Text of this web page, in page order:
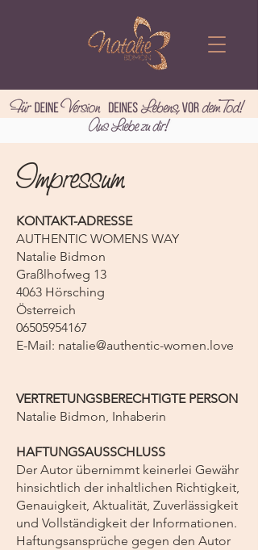
Impressum
KONTAKT-ADRESSE
AUTHENTIC WOMENS WAY
Natalie Bidmon
Graßlhofweg 13
4063 Hörsching
Österreich
06505954167
E-Mail: natalie@authentic-women.love
VERTRETUNGSBERECHTIGTE PERSON
Natalie Bidmon, Inhaberin
HAFTUNGSAUSSCHLUSS
Der Autor übernimmt keinerlei Gewähr
hinsichtlich der inhaltlichen Richtigkeit,
Genauigkeit, Aktualität, Zuverlässigkeit
und Vollständigkeit der Informationen.
Haftungsansprüche gegen den Autor